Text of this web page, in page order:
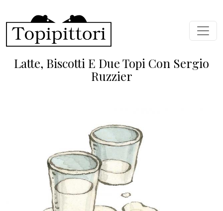
Latte, Biscotti E Due Topi Con Sergio
Ruzzier